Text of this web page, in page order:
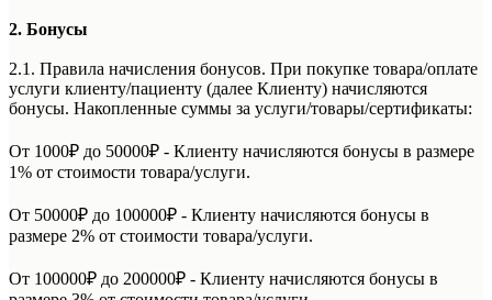
2. Бонусы
2.1. Правила начисления бонусов. При покупке товара/оплате
услуги клиенту/пациенту (далее Клиенту) начисляются
бонусы. Накопленные суммы за услуги/товары/сертификаты:
От 1000₽ до 50000₽ - Клиенту начисляются бонусы в размере
1% от стоимости товара/услуги.
От 50000₽ до 100000₽ - Клиенту начисляются бонусы в
размере 2% от стоимости товара/услуги.
От 100000₽ до 200000₽ - Клиенту начисляются бонусы в